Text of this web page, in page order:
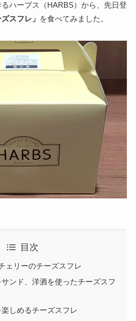
ハーブス（HARBS）から、先日登
スフレ」 を食べてみました。
目次
ェリーのチーズスフレ
ンド、洋酒を使ったチーズスフ
しめるチーズスフレ